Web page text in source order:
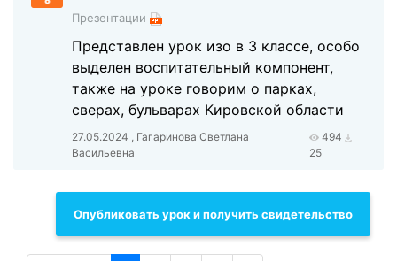
Презентации
Представлен урок изо в 3 классе, особо
выделен воспитательный компонент,
также на уроке говорим о парках,
сверах, бульварах Кировской области
27.05.2024 , Гагаринова Светлана
Васильевна
494
25
Опубликовать урок и получить свидетельство